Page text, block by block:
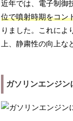
近年では、電子制御
位で噴射時期をコン
りました。これによ
上、静粛性の向上な
ガソリンエンジン